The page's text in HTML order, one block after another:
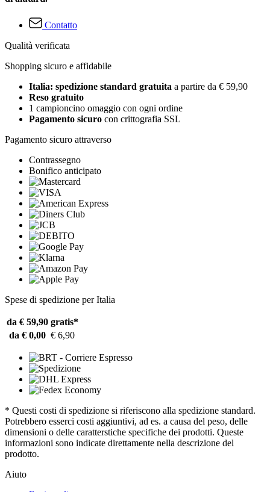
Contatto
Qualità verificata
Shopping sicuro e affidabile
Italia: spedizione standard gratuita a partire da € 59,90
Reso gratuito
1 campioncino omaggio con ogni ordine
Pagamento sicuro con crittografia SSL
Pagamento sicuro attraverso
Contrassegno
Bonifico anticipato
Spese di spedizione per Italia
da € 59,90 gratis*
da € 0,00 € 6,90
* Questi costi di spedizione si riferiscono alla spedizione standard.
Potrebbero esserci costi aggiuntivi, ad es. a causa del peso, delle
dimensioni o delle caratterstiche specifiche dei prodotti. Queste
informazioni sono indicate direttamente nella descrizione del
prodotto.
Aiuto